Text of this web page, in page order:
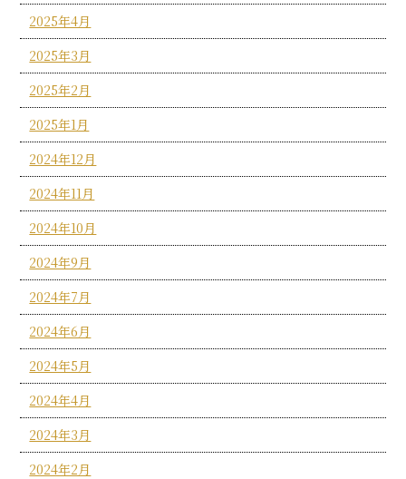
2025年4月
2025年3月
2025年2月
2025年1月
2024年12月
2024年11月
2024年10月
2024年9月
2024年7月
2024年6月
2024年5月
2024年4月
2024年3月
2024年2月